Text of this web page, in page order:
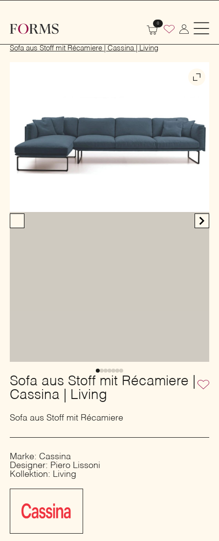
0
Sofa aus Stoff mit Récamiere | Cassina | Living
Sofa aus Stoff mit Récamiere |
Cassina | Living
Sofa aus Stoff mit Récamiere
Marke: Cassina
Designer: Piero Lissoni
Kollektion: Living